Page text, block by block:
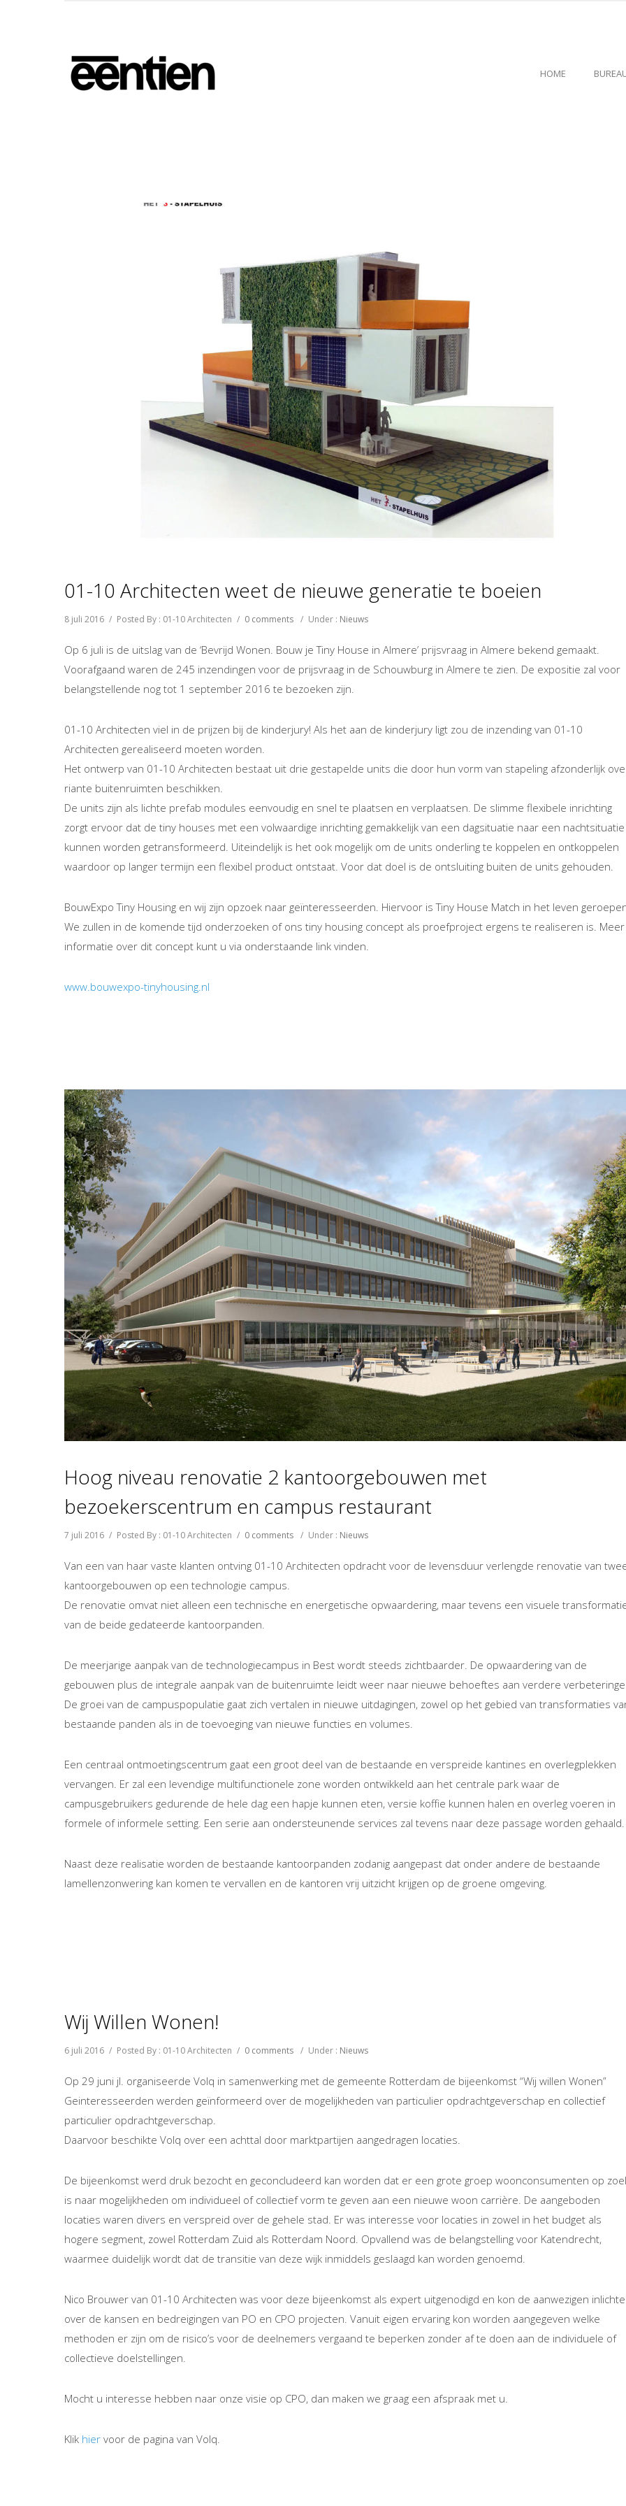
HOME
01-10 Architecten weet de nieuwe generatie te boeien
8 juli 2016 / Posted By : 01-10 Architecten / 0 comments / Under : Nieuws
Op 6 juli is de uitslag van de ‘Bevrijd Wonen. Bouw je Tiny House in Almere’ prijsvraag in Almere bekend gemaakt.
Voorafgaand waren de 245 inzendingen voor de prijsvraag in de Schouwburg in Almere te zien. De expositie zal voor
belangstellende nog tot 1 september 2016 te bezoeken zijn.
01-10 Architecten viel in de prijzen bij de kinderjury! Als het aan de kinderjury ligt zou de inzending van 01-10
Architecten gerealiseerd moeten worden.
Het ontwerp van 01-10 Architecten bestaat uit drie gestapelde units die door hun vorm van stapeling afzonderlijk
riante buitenruimten beschikken.
De units zijn als lichte prefab modules eenvoudig en snel te plaatsen en verplaatsen. De slimme flexibele inrichting
zorgt ervoor dat de tiny houses met een volwaardige inrichting gemakkelijk van een dagsituatie naar een nachtsituatie
kunnen worden getransformeerd. Uiteindelijk is het ook mogelijk om de units onderling te koppelen en ontkoppelen
waardoor op langer termijn een flexibel product ontstaat. Voor dat doel is de ontsluiting buiten de units gehouden.
BouwExpo Tiny Housing en wij zijn opzoek naar geïnteresseerden. Hiervoor is Tiny House Match in het leven
We zullen in de komende tijd onderzoeken of ons tiny housing concept als proefproject ergens te realiseren is. Meer
informatie over dit concept kunt u via onderstaande link vinden.
www.bouwexpo-tinyhousing.nl
Hoog niveau renovatie 2 kantoorgebouwen met
bezoekerscentrum en campus restaurant
7 juli 2016 / Posted By : 01-10 Architecten / 0 comments / Under : Nieuws
Van een van haar vaste klanten ontving 01-10 Architecten opdracht voor de levensduur verlengde renovatie van
kantoorgebouwen op een technologie campus.
De renovatie omvat niet alleen een technische en energetische opwaardering, maar tevens een visuele
van de beide gedateerde kantoorpanden.
De meerjarige aanpak van de technologiecampus in Best wordt steeds zichtbaarder. De opwaardering van de
gebouwen plus de integrale aanpak van de buitenruimte leidt weer naar nieuwe behoeftes aan verdere
De groei van de campuspopulatie gaat zich vertalen in nieuwe uitdagingen, zowel op het gebied van transformaties
bestaande panden als in de toevoeging van nieuwe functies en volumes.
Een centraal ontmoetingscentrum gaat een groot deel van de bestaande en verspreide kantines en overlegplekken
vervangen. Er zal een levendige multifunctionele zone worden ontwikkeld aan het centrale park waar de
campusgebruikers gedurende de hele dag een hapje kunnen eten, versie koffie kunnen halen en overleg voeren in
formele of informele setting. Een serie aan ondersteunende services zal tevens naar deze passage worden gehaald.
Naast deze realisatie worden de bestaande kantoorpanden zodanig aangepast dat onder andere de bestaande
lamellenzonwering kan komen te vervallen en de kantoren vrij uitzicht krijgen op de groene omgeving.
Wij Willen Wonen!
6 juli 2016 / Posted By : 01-10 Architecten / 0 comments / Under : Nieuws
Op 29 juni jl. organiseerde Volq in samenwerking met de gemeente Rotterdam de bijeenkomst “Wij willen Wonen”
Geinteresseerden werden geïnformeerd over de mogelijkheden van particulier opdrachtgeverschap en collectief
particulier opdrachtgeverschap.
Daarvoor beschikte Volq over een achttal door marktpartijen aangedragen locaties.
De bijeenkomst werd druk bezocht en geconcludeerd kan worden dat er een grote groep woonconsumenten op
is naar mogelijkheden om individueel of collectief vorm te geven aan een nieuwe woon carrière. De aangeboden
locaties waren divers en verspreid over de gehele stad. Er was interesse voor locaties in zowel in het budget als
hogere segment, zowel Rotterdam Zuid als Rotterdam Noord. Opvallend was de belangstelling voor Katendrecht,
waarmee duidelijk wordt dat de transitie van deze wijk inmiddels geslaagd kan worden genoemd.
Nico Brouwer van 01-10 Architecten was voor deze bijeenkomst als expert uitgenodigd en kon de aanwezigen
over de kansen en bedreigingen van PO en CPO projecten. Vanuit eigen ervaring kon worden aangegeven welke
methoden er zijn om de risico’s voor de deelnemers vergaand te beperken zonder af te doen aan de individuele of
collectieve doelstellingen.
Mocht u interesse hebben naar onze visie op CPO, dan maken we graag een afspraak met u.
Klik hier voor de pagina van Volq.